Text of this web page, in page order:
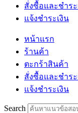
สั่งซื้อและชำระ
แจ้งชำระเงิน
หน้าแรก
ร้านค้า
ตะกร้าสินค้า
สั่งซื้อและชำระ
แจ้งชำระเงิน
Search